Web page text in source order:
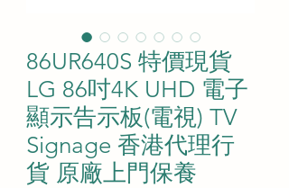
86UR640S 特價現貨
LG 86吋4K UHD 電子
顯示告示板(電視) TV
Signage 香港代理行
貨 原廠上門保養